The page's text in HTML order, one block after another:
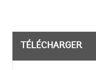
TÉLÉCHARGER